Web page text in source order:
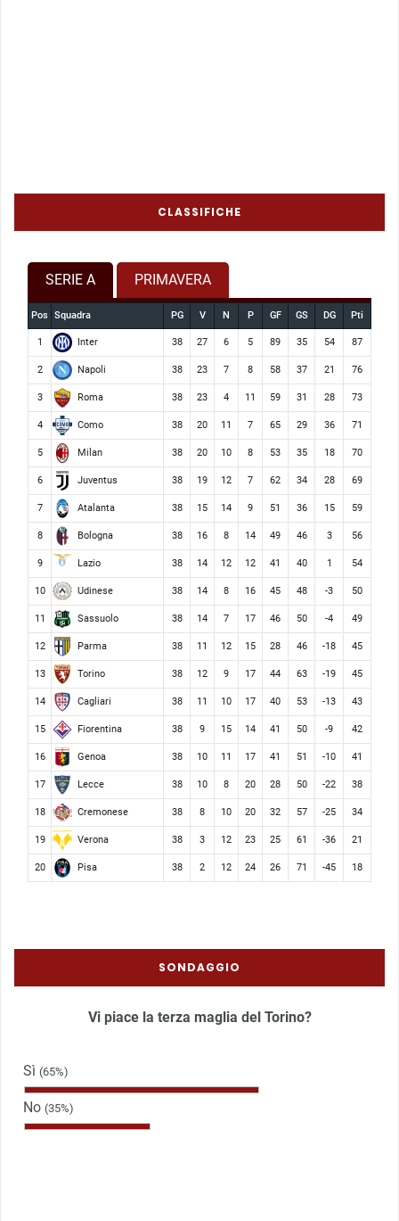
CLASSIFICHE
SERIE A PRIMAVERA
Pos Squadra PG V N P GF GS DG Pti
1 Inter 38 27 6 5 89 35 54 87
2 Napoli 38 23 7 8 58 37 21 76
3 Roma 38 23 4 11 59 31 28 73
4 Como 38 20 11 7 65 29 36 71
5 Milan 38 20 10 8 53 35 18 70
6 Juventus 38 19 12 7 62 34 28 69
7 Atalanta 38 15 14 9 51 36 15 59
8 Bologna 38 16 8 14 49 46 3 56
9 Lazio 38 14 12 12 41 40 1 54
10 Udinese 38 14 8 16 45 48 -3 50
11 Sassuolo 38 14 7 17 46 50 -4 49
12 Parma 38 11 12 15 28 46 -18 45
13 Torino 38 12 9 17 44 63 -19 45
14 Cagliari 38 11 10 17 40 53 -13 43
15 Fiorentina 38 9 15 14 41 50 -9 42
16 Genoa 38 10 11 17 41 51 -10 41
17 Lecce 38 10 8 20 28 50 -22 38
18 Cremonese 38 8 10 20 32 57 -25 34
19 Verona 38 3 12 23 25 61 -36 21
20 Pisa 38 2 12 24 26 71 -45 18
SONDAGGIO
Vi piace la terza maglia del Torino?
Sì (65%)
No (35%)